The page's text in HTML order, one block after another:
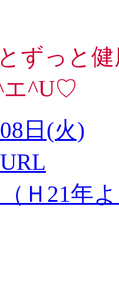
ずっと健
エ^U♡
日(火)
Ｈ21年